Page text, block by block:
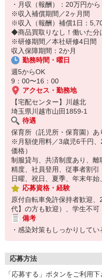
保育所にお子さまを迎えに行っ
☆ココがPoint☆
・職場の近くに保育所（保育
り迎えの時間の心配がいりませ
・家事・夕食の支度なども余裕
・月収（報酬）：20万円から
※収入補償期間／2ヶ月間
※収入（報酬）補償1日：
◆商品買取りなし！働いた
※研修期間／本社研修4日間
収入保障期間：2か月
勤務時間・曜日
週5からOK
9：00〜16：00
アクセス・勤務地
【宅配センター】川越北
埼玉県川越市山田1859-1
待遇
保育所（託児所・保育園）
※月額使用料／3歳児6千円
価格）
制服貸与、共済制度あり、
精度、社員登用、従事者割引
日曜、祝日、夏季、年末年始
応募資格・経験
原付自転車免許保持者歓迎
代】の方も歓迎）、学生不
備考
・感染対策もしっかりして
応募方法
「応募する」ボタンをご利用